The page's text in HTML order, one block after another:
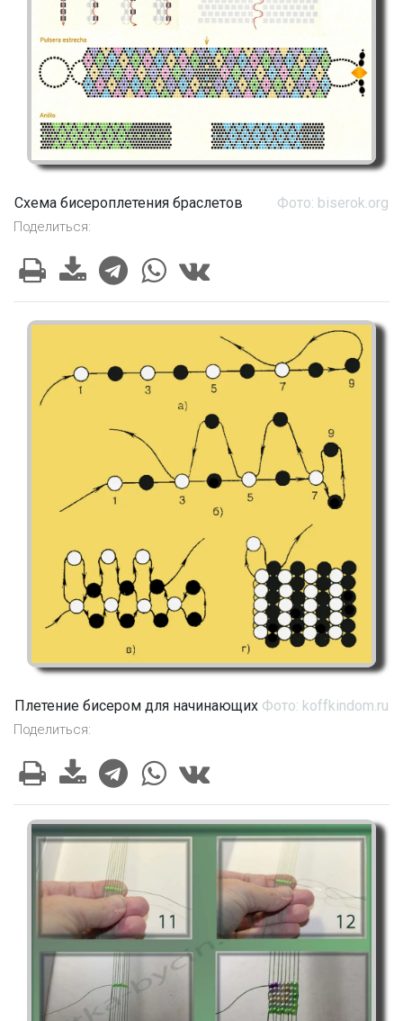
Схема бисероплетения браслетов Фото: biserok.org
Поделиться:
Плетение бисером для начинающих Фото: koffkindom.ru
Поделиться: